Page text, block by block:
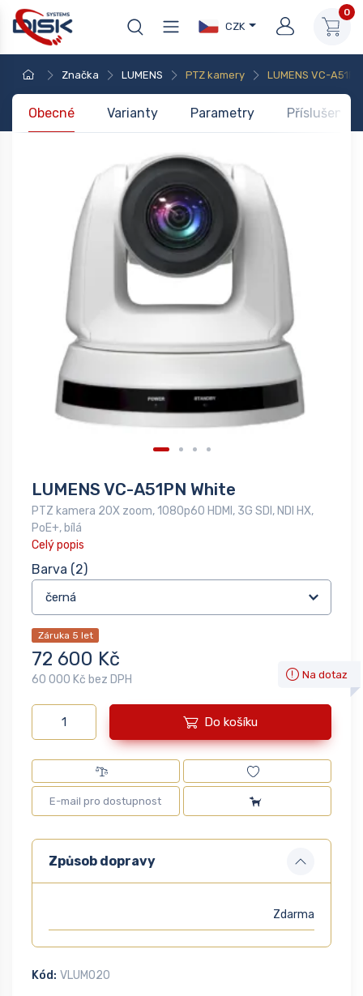
CZK
0
Značka LUMENS PTZ kamery LUMENS VC-
Obecné Varianty Parametry
LUMENS VC-A51PN White
PTZ kamera 20X zoom, 1080p60 HDMI, 3G SDI, NDI HX,
PoE+, bílá
Celý popis
Barva (2)
Záruka 5 let
72 600 Kč
60 000 Kč bez DPH Na dotaz
Do košíku
Způsob dopravy
Zdarma
Kód: VLUM020